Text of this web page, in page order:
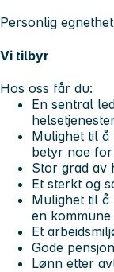
Personlig
Vi tilbyr
Hos oss får du:
En sentral
Mulighet til å
betyr noe
Stor grad av
Et sterkt og
Mulighet til å
en
Et
Gode
Lønn etter